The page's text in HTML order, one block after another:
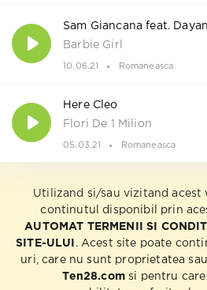
Sam Giancana feat.
Barbie Girl
10.06.21 Romaneasca
Here Cleo
Flori De 1 Milion
05.03.21 Romaneasca
Utilizand si/sau vizitand acest
continutul disponibil prin
AUTOMAT TERMENII SI
SITE-ULUI
. Acest site poate
uri, care nu sunt proprietatea
Ten28.comsi pentru care